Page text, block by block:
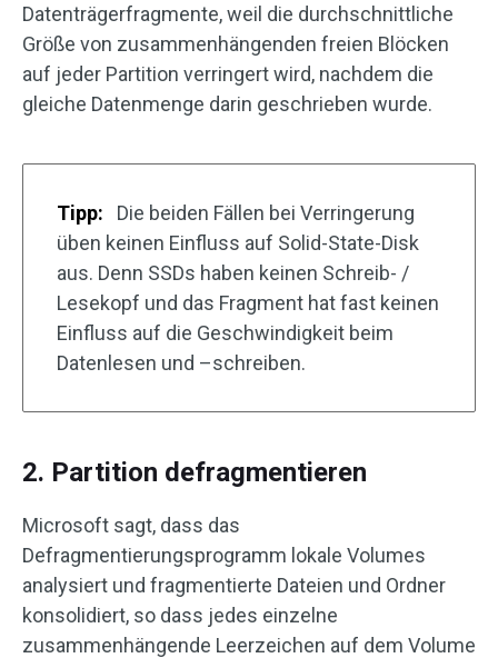
Datenträgerfragmente, weil die durchschnittliche
Größe von zusammenhängenden freien Blöcken
auf jeder Partition verringert wird, nachdem die
gleiche Datenmenge darin geschrieben wurde.
Tipp:
Die beiden Fällen bei Verringerung
üben keinen Einfluss auf Solid-State-Disk
aus. Denn SSDs haben keinen Schreib- /
Lesekopf und das Fragment hat fast keinen
Einfluss auf die Geschwindigkeit beim
Datenlesen und –schreiben.
2. Partition defragmentieren
Microsoft sagt, dass das
Defragmentierungsprogramm lokale Volumes
analysiert und fragmentierte Dateien und Ordner
konsolidiert, so dass jedes einzelne
zusammenhängende Leerzeichen auf dem Volume